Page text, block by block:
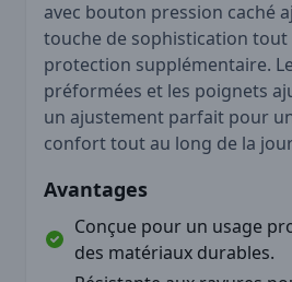
avec bouton pression caché
touche de sophistication
protection supplémentaire.
préformées et les poignets
un ajustement parfait pour
confort tout au long de la
Avantages
Conçue pour un usage
des matériaux durables.